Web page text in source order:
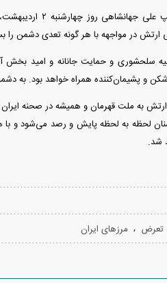
امیر سرتیپ
ارتش در مواجهه با هر گونه تعدی دشمن
سلحشوری و حمایت جانانه و امید
و پشیمان‌کننده همراه خواهد بود. به
ارتش به ملت قهرمان و همیشه در صحنه
لحظه به لحظه پایش و رصد می‌شود و با
شد.
تعرض ، مرزهای ایران
قدرت تهدید